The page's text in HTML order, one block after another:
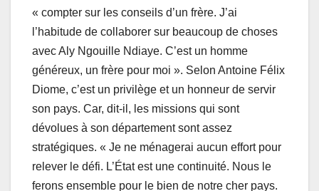
« compter sur les conseils d’un frère. J’ai
l’habitude de collaborer sur beaucoup de choses
avec Aly Ngouille Ndiaye. C’est un homme
généreux, un frère pour moi ». Selon Antoine Félix
Diome, c’est un privilège et un honneur de servir
son pays. Car, dit-il, les missions qui sont
dévolues à son département sont assez
stratégiques. « Je ne ménagerai aucun effort pour
relever le défi. L’État est une continuité. Nous le
ferons ensemble pour le bien de notre cher pays.